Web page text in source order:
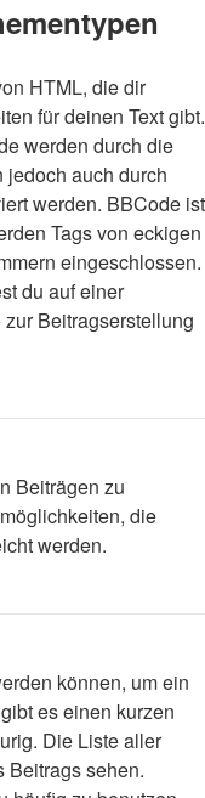
HTML, die dir
für deinen Text gibt.
werden durch die
jedoch auch durch
werden. BBCode ist
Tags von eckigen
eingeschlossen.
du auf einer
Beitragserstellung
Beiträgen zu
die
werden.
können, um ein
es einen kurzen
Die Liste aller
Beitrags sehen.